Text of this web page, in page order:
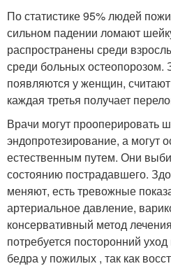
По статистике 95% людей
сильном падении ломают
распространены среди
среди больных
появляются у женщин,
каждая третья получает
Врачи могут прооперировать
эндопротезирование, а могут
естественным путем. Они
состоянию пострадавшего.
меняют, есть тревожные
артериальное давление,
консервативный метод
потребуется посторонний
бедра у пожилых , так как